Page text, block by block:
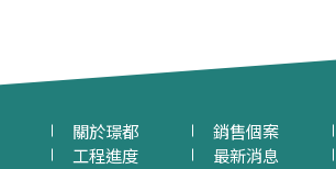
關於璟都 銷售個案
工程進度
最新消息